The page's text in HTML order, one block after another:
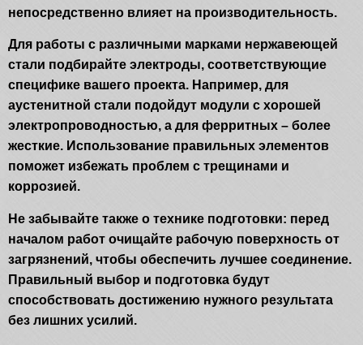
непосредственно влияет на производительность.
Для работы с различными марками нержавеющей
стали подбирайте электроды, соответствующие
специфике вашего проекта. Например, для
аустенитной стали подойдут модули с хорошей
электропроводностью, а для ферритных – более
жесткие. Использование правильных элементов
поможет избежать проблем с трещинами и
коррозией.
Не забывайте также о технике подготовки: перед
началом работ очищайте рабочую поверхность от
загрязнений, чтобы обеспечить лучшее соединение.
Правильный выбор и подготовка будут
способствовать достижению нужного результата
без лишних усилий.